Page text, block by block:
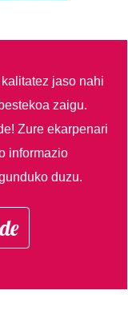
jaso nahi
zaigu.
Zure ekarpenari
informazio
duzu.